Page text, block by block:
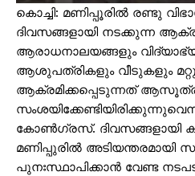
കൊച്ചി: മണിപ്പൂരിൽ രണ്ടു
ദിവസങ്ങളായി നടക്കുന്ന
ആരാധനാലയങ്ങളും
ആശുപത്രികളും വീടുകളും
ആക്രമിക്കപ്പെടുന്നത്
കോൺഗ്രസ്. ദിവസങ്ങളായി
മണിപ്പുരിൽ അടിയന്തരമായി
പുനഃസ്ഥാപിക്കാൻ വേണ്ട